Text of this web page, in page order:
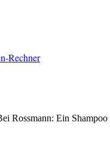
Rechner
Rossmann: Ein